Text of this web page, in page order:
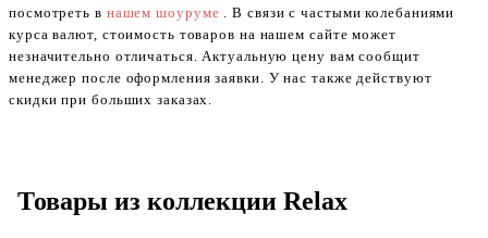
посмотреть в нашем шоуруме . В связи с частыми колебаниями
курса валют, стоимость товаров на нашем сайте может
незначительно отличаться. Актуальную цену вам сообщит
менеджер после оформления заявки. У нас также действуют
скидки при больших заказах.
Товары из коллекции Relax